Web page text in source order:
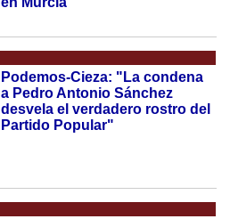
Podemos-Cieza: "La condena
a Pedro Antonio Sánchez
desvela el verdadero rostro del
Partido Popular"